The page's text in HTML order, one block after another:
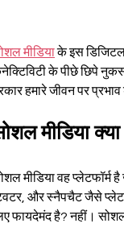
मीडिया के इस
के पीछे छिपे
हमारे जीवन पर
मीडिया
मीडिया वह प्लेटफॉर्म
और स्नैपचैट जैसे
फायदेमंद है? नहीं।